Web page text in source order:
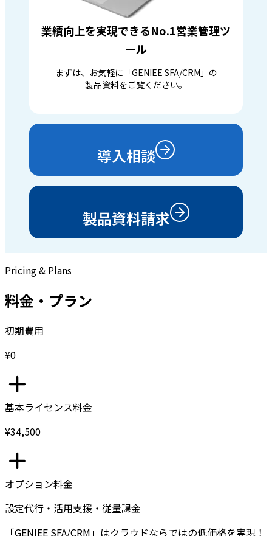
業績向上を実現できるNo.1営業管理ツ
ール
まずは、お気軽に「GENIEE SFA/CRM」の
製品資料をご覧ください。
導入相談
製品資料請求
Pricing & Plans
料金・プラン
初期費用
¥0
基本ライセンス料金
¥34,500
オプション料金
設定代行・活用支援・従量課金
「GENIEE SFA/CRM」はクラウドならではの低価格を実現！